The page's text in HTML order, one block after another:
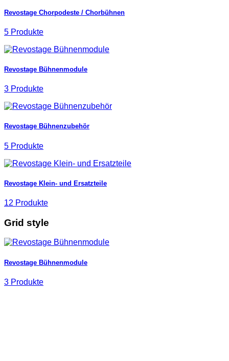
Revostage Chorpodeste / Chorbühnen
5 Produkte
Revostage Bühnenmodule
3 Produkte
Revostage Bühnenzubehör
5 Produkte
Revostage Klein- und Ersatzteile
12 Produkte
Grid style
Revostage Bühnenmodule
3 Produkte